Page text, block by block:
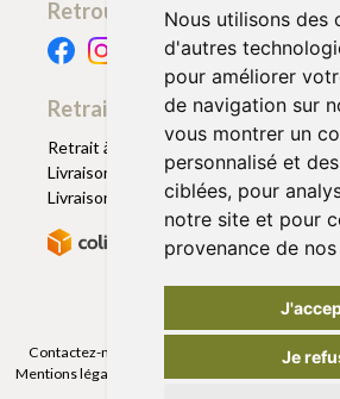
Nous utilisons des
d'autres
pour améliorer
de navigation sur
vous montrer un
personnalisé et
ciblées, pour
notre site et pour
provenance de
Je
Retrouvez-nous
Retrait - Livraison
Retrait à la pharmacie - Click & Collect
Livraison en Point Relais
Livraison à domicile
Contactez-nous |
Mentions légales